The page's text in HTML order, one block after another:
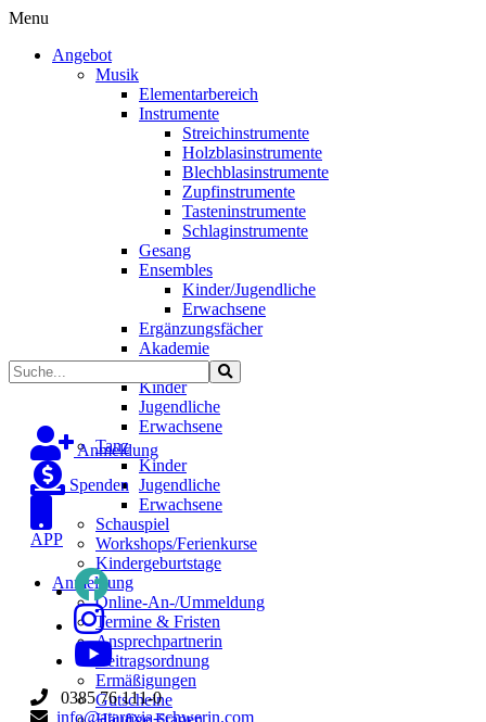
Menu
Angebot
Musik
Elementarbereich
Instrumente
Streichinstrumente
Holzblasinstrumente
Blechblasinstrumente
Zupfinstrumente
Tasteninstrumente
Schlaginstrumente
Gesang
Ensembles
Kinder/Jugendliche
Erwachsene
Ergänzungsfächer
Akademie
Kunst
Kinder
Jugendliche
Erwachsene
Tanz
Kinder
Jugendliche
Erwachsene
Schauspiel
Workshops/Ferienkurse
Kindergeburtstage
Anmeldung
Online-An-/Ummeldung
Termine & Fristen
Ansprechpartnerin
Beitragsordnung
Ermäßigungen
Gutscheine
Anmeldung
Spenden
APP
0385 76 111-0
info@ataraxia-schwerin.com